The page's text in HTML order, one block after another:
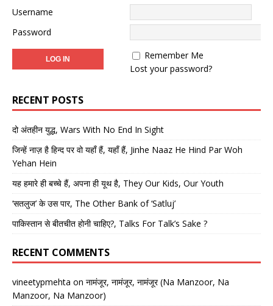
Username
Password
Remember Me
Lost your password?
RECENT POSTS
दो अंतहीन युद्ध, Wars With No End In Sight
जिन्हें नाज़ है हिन्द पर वो यहाँ हैं, यहाँ हैं, Jinhe Naaz He Hind Par Woh
Yehan Hein
यह हमारे ही बच्चे हैं, अपना ही यूथ है, They Our Kids, Our Youth
‘सतलुज’ के उस पार, The Other Bank of ‘Satluj’
पाकिस्तान से बीतचीत होनी चाहिए?, Talks For Talk’s Sake ?
RECENT COMMENTS
vineetypmehta on नामंजूर, नामंजूर, नामंजूर (Na Manzoor, Na
Manzoor, Na Manzoor)